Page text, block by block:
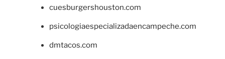
cuesburgershouston.com
psicologiaespecializadaencampeche.com
dmtacos.com